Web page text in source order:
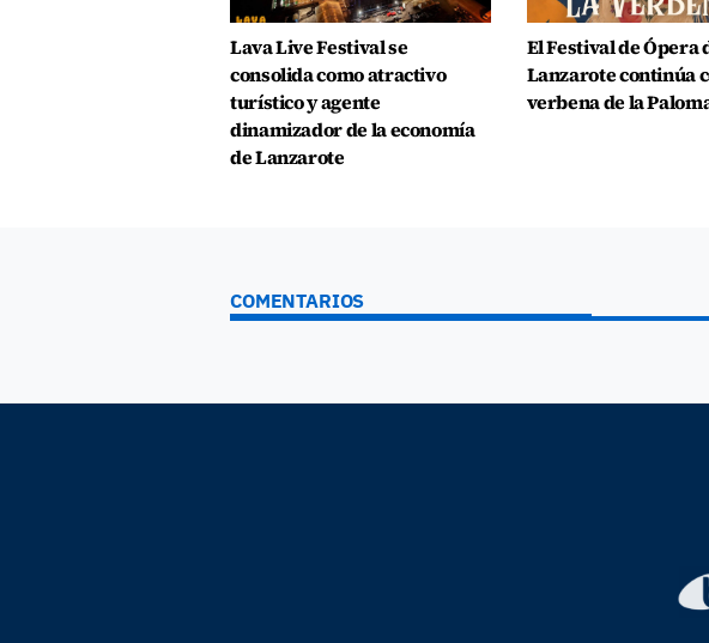
Lava Live Festival se
consolida como atractivo
turístico y agente
dinamizador de la economía
de Lanzarote
El Festival de Ópera
Lanzarote continúa
verbena de la
COMENTARIOS